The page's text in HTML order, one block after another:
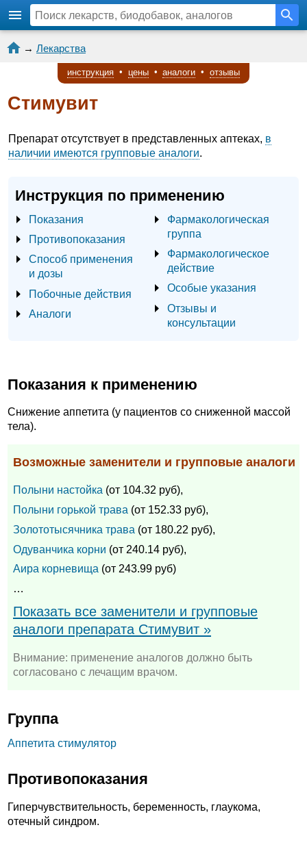
→ Лекарства
инструкция • цены • аналоги • отзывы
Стимувит
Препарат отсутствует в представленных аптеках, в
наличии имеются групповые аналоги.
Инструкция по применению
Показания
Противопоказания
Способ применения
и дозы
Побочные действия
Аналоги
Фармакологическая
группа
Фармакологическое
действие
Особые указания
Отзывы и
консультации
Показания к применению
Снижение аппетита (у пациентов со сниженной массой
тела).
Возможные заменители и групповые аналоги
Полыни настойка (от 104.32 руб),
Полыни горькой трава (от 152.33 руб),
Золототысячника трава (от 180.22 руб),
Одуванчика корни (от 240.14 руб),
Аира корневища (от 243.99 руб)
…
Показать все заменители и групповые
аналоги препарата Стимувит »
Внимание: применение аналогов должно быть
согласовано с лечащим врачом.
Группа
Аппетита стимулятор
Противопоказания
Гиперчувствительность, беременность, глаукома,
отечный синдром.